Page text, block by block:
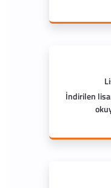
İndirilen